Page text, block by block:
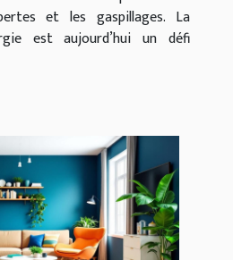
et les gaspillages. La
est aujourd’hui un défi